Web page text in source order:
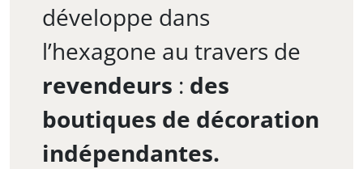
développe dans
l’hexagone au travers de
revendeurs : des
boutiques de décoration
indépendantes.